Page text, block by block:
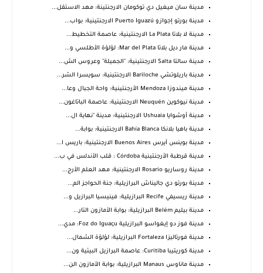
مدينة سان ميغيل دي توكومان الارجنتينة: مهد الاستقل...
مدينة بورتو إجوازو Puerto Iguazú الارجنتينية: بواب...
مدينة لا بلاتا La Plata الارجنتينية: عاصمة التخطيط...
مدينة مار ديل بلاتا Mar del Plata: لؤلؤة الأطلسي و...
مدينة سالتا Salta الارجنتينية: "الجميلة" وعروس الش...
مدينة باريلوتشي Bariloche الارجنتينية: سويسرا الشر...
مدينة ميندوزا Mendoza الأرجنتينية: واحة الجبال وعا...
مدينة نيوكوين Neuquén الارجنتينية: عاصمة الباتاغون...
مدينة أوشوايا Ushuaia الارجنتينية: مدينة "نهاية ال...
مدينة باهيا بلانكا Bahía Blanca الارجنتينية: بوابة...
مدينة بوينس آيرس Buenos Aires الارجنتينية: باريس ا...
مدينة قرطبة الأرجنتينية Córdoba : قلب الأندلس في ب...
مدينة روساريو Rosario الارجنتينية: مهد العلم الأرج...
مدينة بورتو دي جاليناش البرازيلية: جنة الحواجز الم...
مدينة ريسيفي Recife البرازيلية: فينيسيا البرازيل و...
مدينة بيليم Belém البرازيلية: بوابة الأمازون التار...
مدينة فوز دو إيغواسو البرازيلية Foz do Iguaçu: مدي...
مدينة فورتاليزا Fortaleza البرازيلية: لؤلؤة الشمال...
مدينة كوريتيبا Curitiba: عاصمة البرازيل البيئية ون...
مدينة ماناوس Manaus البرازيلية: بوابة الأمازون الن...